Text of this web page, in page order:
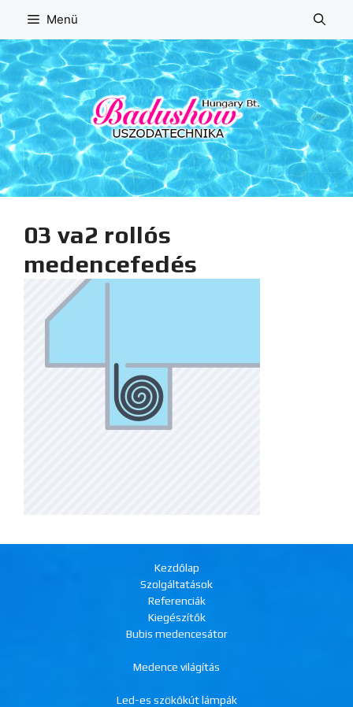
tartalomba
Menü
03 va2 rollós
medencefedés
Kezdőlap
Szolgáltatások
Referenciák
Kiegészítők
Bubis medencesátor
Medence világítás
Led-es szökőkút lámpák